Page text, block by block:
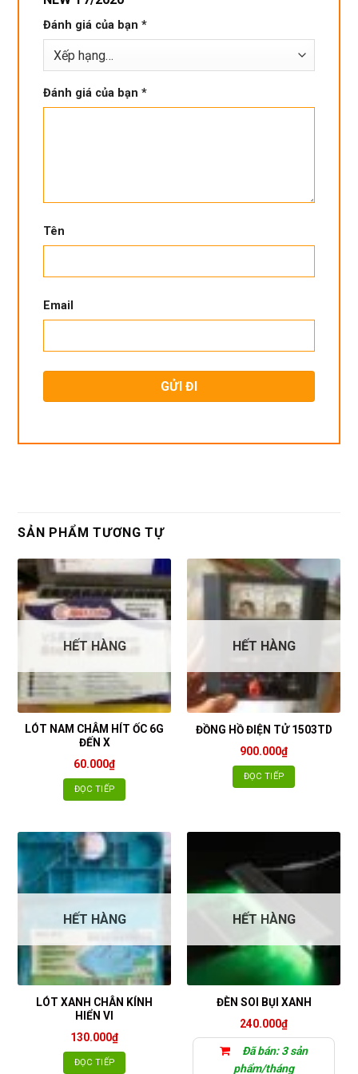
Đánh giá của bạn *
Đánh giá của bạn *
Tên
Email
SẢN PHẨM TƯƠNG TỰ
HẾT HÀNG
LÓT NAM CHÂM HÍT ỐC 6G
ĐẾN X
60.000₫
ĐỌC TIẾP
HẾT HÀNG
ĐỒNG HỒ ĐIỆN TỬ 1503TD
900.000₫
ĐỌC TIẾP
HẾT HÀNG
LÓT XANH CHÂN KÍNH
HIỂN VI
130.000₫
ĐỌC TIẾP
HẾT HÀNG
ĐÈN SOI BỤI XANH
240.000₫
Đã bán: 3 sản
phẩm/tháng